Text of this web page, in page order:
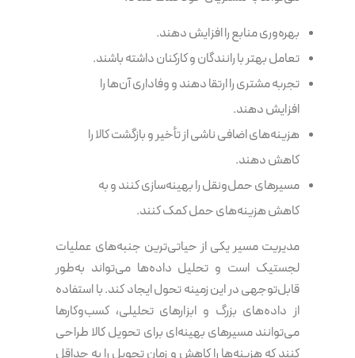
بهره‌وری منابع را افزایش دهند.
تعامل بهتر با رانندگان و کارکنان داشته باشند.
تجربه مشتری را ارتقا دهند و وفاداری آن‌ها را
افزایش دهند.
هزینه‌های اضافی ناشی از تأخیر و بازگشت کالا را
کاهش دهند.
مسیرهای حمل‌ونقل را بهینه‌سازی کنند و به
کاهش هزینه‌های حمل کمک کنند.
مدیریت مسیر یکی از حیاتی‌ترین جنبه‌های عملیات
لجستیک است و تحلیل داده‌ها می‌تواند به‌طور
قابل‌توجهی در این زمینه تحول ایجاد کند. با استفاده
از داده‌های بزرگ و ابزارهای تحلیلی، کسب‌وکارها
می‌توانند مسیرهای بهینه‌ای برای تحویل کالا طراحی
کنند که هزینه‌ها را کاهش و زمان تحویل را به حداقل